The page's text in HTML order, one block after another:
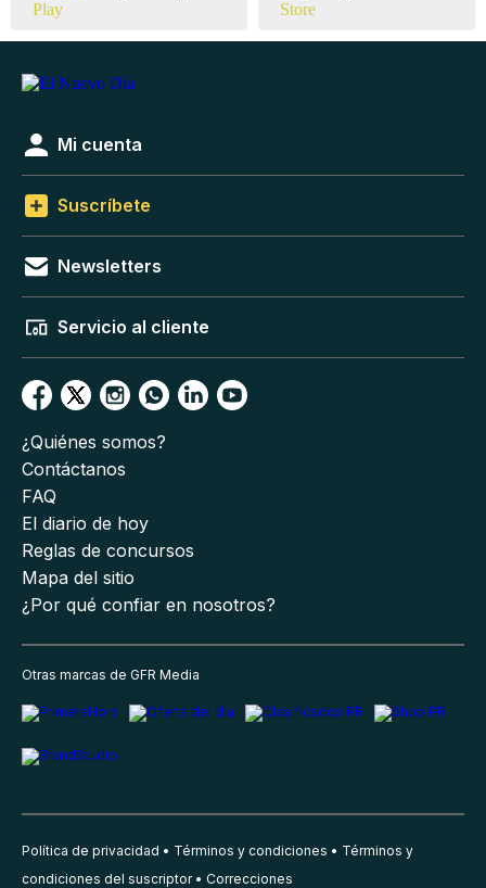
Mi cuenta
Suscríbete
Newsletters
Servicio al cliente
¿Quiénes somos?
Contáctanos
FAQ
El diario de hoy
Reglas de concursos
Mapa del sitio
¿Por qué confiar en nosotros?
Otras marcas de GFR Media
Política de privacidad Términos y condiciones
Términos y
condiciones del suscriptor
Correcciones